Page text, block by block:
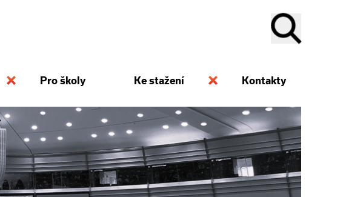
Pro školy Ke stažení Kontakty